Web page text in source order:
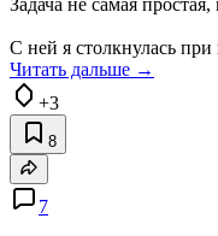
С ней я столкнулась
Читать дальше →
+3
8
7